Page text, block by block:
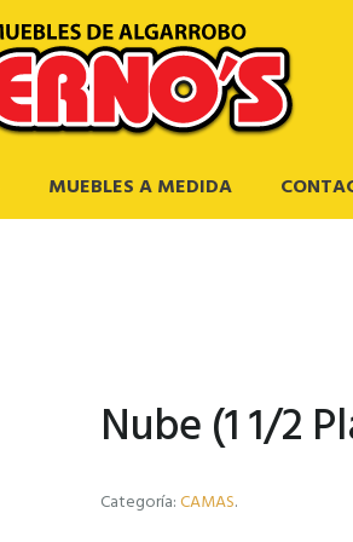
MUEBLES A MEDIDA
Nube (1 1/2
Categoría:CAMAS.